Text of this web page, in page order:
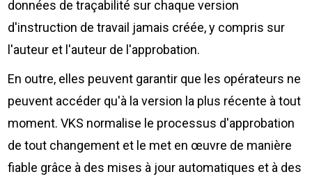
données de traçabilité sur chaque version
d'instruction de travail jamais créée, y compris sur
l'auteur et l'auteur de l'approbation.
En outre, elles peuvent garantir que les opérateurs ne
peuvent accéder qu'à la version la plus récente à tout
moment. VKS normalise le processus d'approbation
de tout changement et le met en œuvre de manière
fiable grâce à des mises à jour automatiques et à des